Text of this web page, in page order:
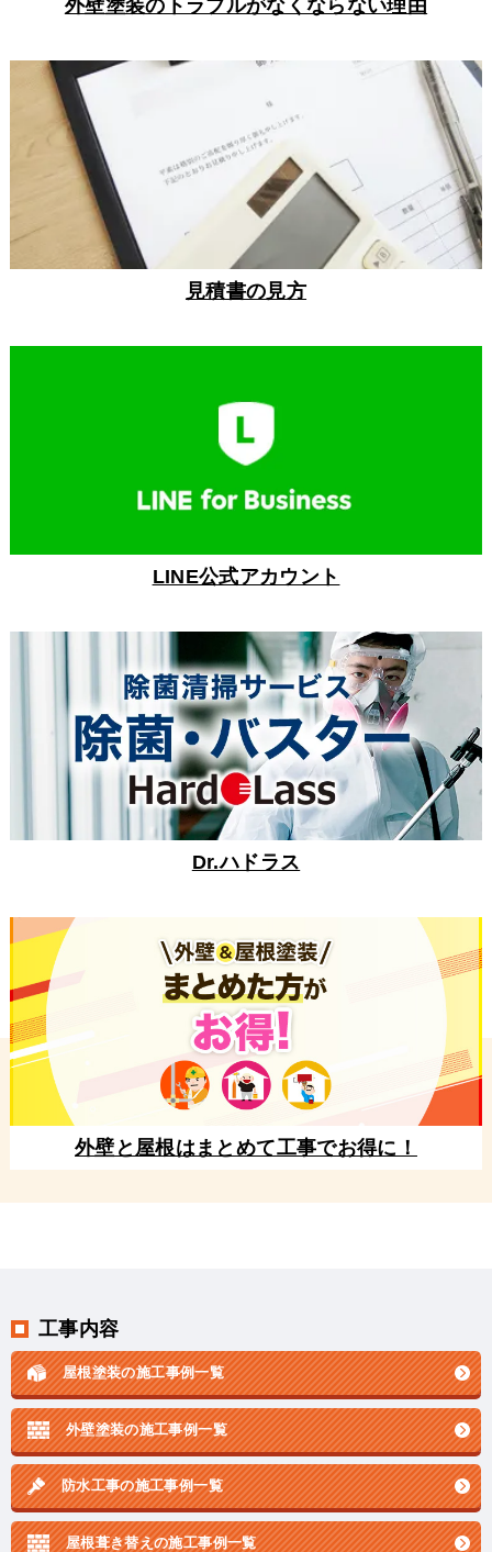
外壁塗装のトラブルがなくならない理由
見積書の見方
LINE公式アカウント
Dr.ハドラス
外壁と屋根はまとめて工事でお得に！
工事内容
屋根塗装の施工事例一覧
外壁塗装の施工事例一覧
防水工事の施工事例一覧
屋根葺き替えの施工事例一覧